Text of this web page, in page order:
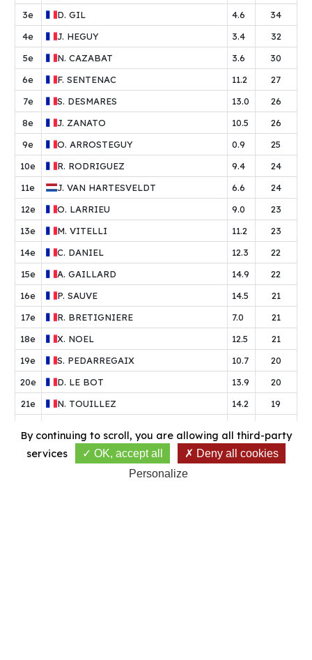
3e
D. GIL 4.6
34
4e
J. HEGUY 3.4
32
5e
N. CAZABAT 3.6
30
6e
F. SENTENAC 11.2
27
7e
S. DESMARES 13.0
26
8e
J. ZANATO 10.5
26
9e
O. ARROSTEGUY 0.9
25
10e
R. RODRIGUEZ 9.4
24
11e
J. VAN HARTESVELDT 6.6
24
12e
O. LARRIEU 9.0
23
13e
M. VITELLI 11.2
23
14e
C. DANIEL 12.3
22
15e
A. GAILLARD 14.9
22
16e
P. SAUVE 14.5
21
17e
R. BRETIGNIERE 7.0
21
18e
X. NOEL 12.5
21
19e
S. PEDARREGAIX 10.7
20
20e
D. LE BOT 13.9
20
21e
N. TOUILLEZ 14.2
19
SABARROS 12.6
18
By continuing to scroll, you are allowing all third-party
services
OK, accept all
Deny all cookies
Personalize